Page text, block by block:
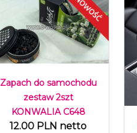
Zapach do samochodu
zestaw 2szt
KONWALIA C648
12.00 PLN netto